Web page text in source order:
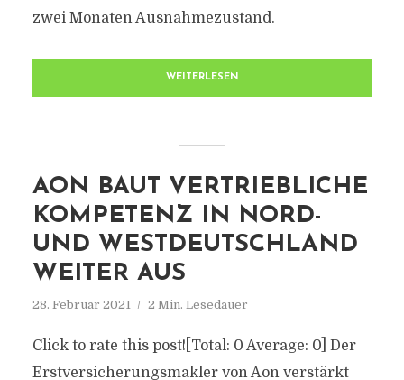
zwei Monaten Ausnahmezustand.
WEITERLESEN
AON BAUT VERTRIEBLICHE
KOMPETENZ IN NORD-
UND WESTDEUTSCHLAND
WEITER AUS
28. Februar 2021 2 Min. Lesedauer
Click to rate this post![Total: 0 Average: 0] Der
Erstversicherungsmakler von Aon verstärkt